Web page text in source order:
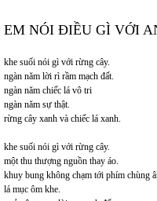
EM NÓI ĐIỀU GÌ VỚI
khe suối nói gì với rừng cây.
ngàn năm lời rì rầm mạch đất.
ngàn năm chiếc lá vô tri
ngàn năm sự thật.
rừng cây xanh và chiếc lá xanh.
khe suối nói gì với rừng cây.
một thu thượng nguồn thay áo.
khuy bung không chạm tới phím chùng
lá mục ôm khe.